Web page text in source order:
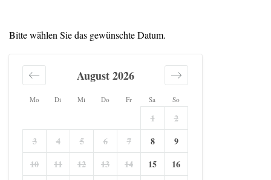
Bitte wählen Sie das gewünschte Datum.
Mo Di Mi Do Fr Sa So
August 2026
1
2
3
4 5 6 7 8
9
10
11 12 13 14 15
16